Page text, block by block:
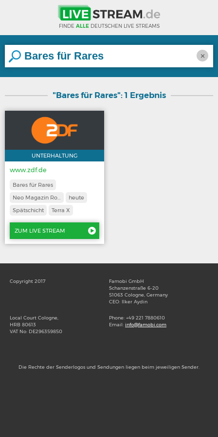
FINDE ALLEDEUTSCHEN LIVE STREAMS
×
"Bares für Rares": 1 Ergebnis
UNTERHALTUNG
www.zdf.de
Bares für Rares
Neo Magazin Ro…
heute
Spätschicht
Terra X
ZUM LIVE STREAM
Copyright 2017
Famobi GmbH
Schanzenstraße 6-20
51063 Cologne, Germany
CEO: Ilker Aydin
Local Court Cologne,
HRB 80613
VAT No: DE296359850
Phone: +49 221 7880610
Email: info@famobi.com
Die Rechte der Senderlogos und Sendungen liegen beim jeweiligen Sender.